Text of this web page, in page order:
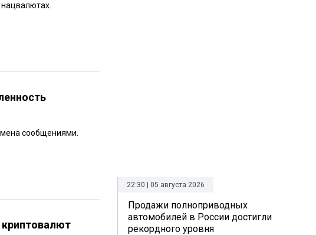
сообщениями.
22:30 | 05 августа 2026
Продажи полноприводных
автомобилей в России достигли
рекордного уровня